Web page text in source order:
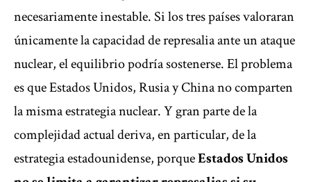
necesariamente inestable. Si los tres países valoraran
únicamente la capacidad de represalia ante un ataque
nuclear, el equilibrio podría sostenerse. El problema
es que Estados Unidos, Rusia y China no comparten
la misma estrategia nuclear. Y gran parte de la
complejidad actual deriva, en particular, de la
estrategia estadounidense, porqueEstados Unidos